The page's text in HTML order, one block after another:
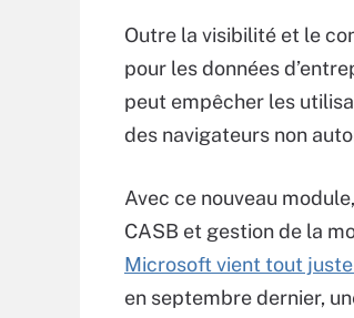
Outre la visibilité et le
pour les données
peut empêcher les
des navigateurs non
Avec ce nouveau
CASB et gestion de la
Microsoft vient tout juste
en septembre dernier,